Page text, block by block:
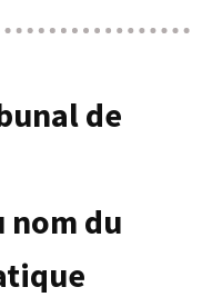
de
nom du